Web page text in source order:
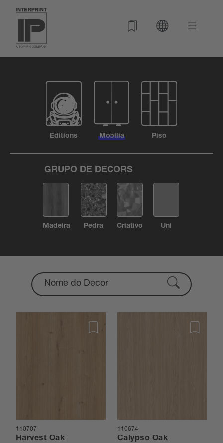
Editions Mobília Piso
GRUPO DE DECORS
Madeira Pedra Criativo Uni
110707
Harvest Oak
110674
Calypso Oak